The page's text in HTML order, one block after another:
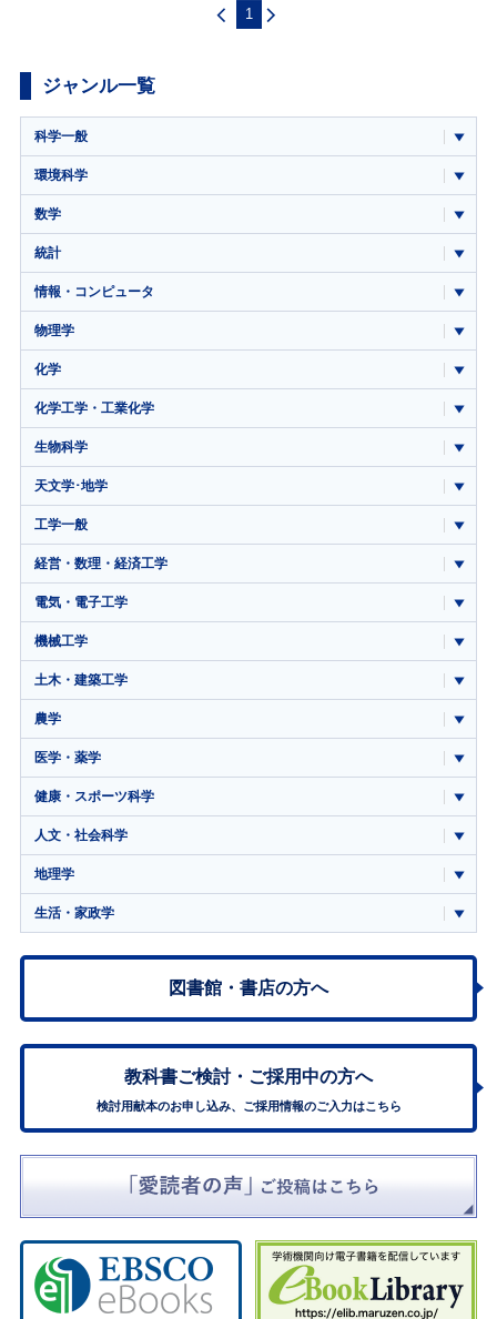
1
ジャンル一覧
科学一般
環境科学
数学
統計
情報・コンピュータ
物理学
化学
化学工学・工業化学
生物科学
天文学･地学
工学一般
経営・数理・経済工学
電気・電子工学
機械工学
土木・建築工学
農学
医学・薬学
健康・スポーツ科学
人文・社会科学
地理学
生活・家政学
図書館・書店の方へ
教科書ご検討・ ご採用中の方へ
検討用献本のお申し込み、ご採用情報のご入力はこちら